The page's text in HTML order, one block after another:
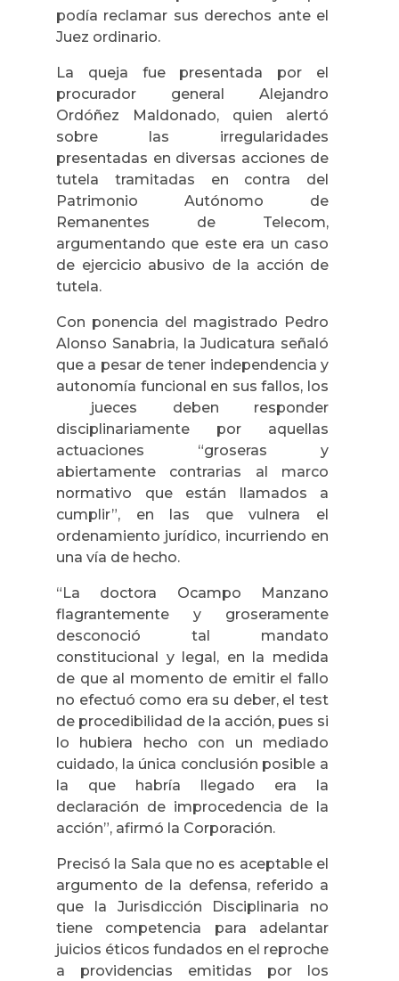
podía reclamar sus derechos ante el
Juez ordinario.
La queja fue presentada por el
procurador general Alejandro
Ordóñez Maldonado, quien alertó
sobre las irregularidades
presentadas en diversas acciones de
tutela tramitadas en contra del
Patrimonio Autónomo de
Remanentes de Telecom,
argumentando que este era un caso
de ejercicio abusivo de la acción de
tutela.
Con ponencia del magistrado Pedro
Alonso Sanabria, la Judicatura señaló
que a pesar de tener independencia y
autonomía funcional en sus fallos, los
jueces deben responder
disciplinariamente por aquellas
actuaciones “groseras y
abiertamente contrarias al marco
normativo que están llamados a
cumplir”, en las que vulnera el
ordenamiento jurídico, incurriendo en
una vía de hecho.
“La doctora Ocampo Manzano
flagrantemente y groseramente
desconoció tal mandato
constitucional y legal, en la medida
de que al momento de emitir el fallo
no efectuó como era su deber, el test
de procedibilidad de la acción, pues si
lo hubiera hecho con un mediado
cuidado, la única conclusión posible a
la que habría llegado era la
declaración de improcedencia de la
acción”, afirmó la Corporación.
Precisó la Sala que no es aceptable el
argumento de la defensa, referido a
que la Jurisdicción Disciplinaria no
tiene competencia para adelantar
juicios éticos fundados en el reproche
a providencias emitidas por los